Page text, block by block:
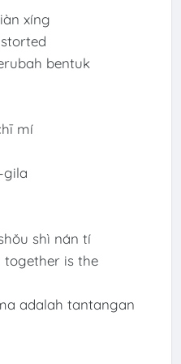
xíng
bentuk
mí
gila
shì nán tí
together is the
adalah tantangan